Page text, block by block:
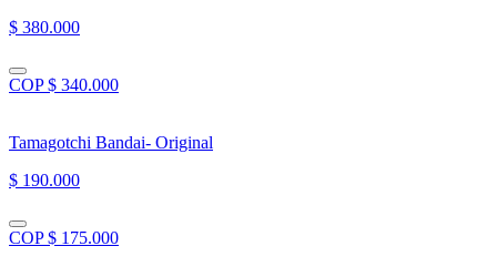
$ 380.000
COP $ 340.000
Tamagotchi Bandai- Original
$ 190.000
COP $ 175.000